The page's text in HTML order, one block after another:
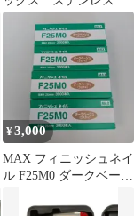
製 ステープル 1006J-S
¥3,000
MAX フィニッシュネイ
ル F25M0 ダークベージ